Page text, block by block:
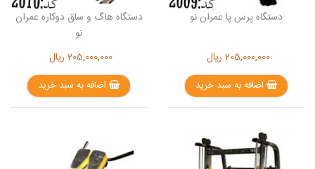
دستگاه پرس پا عمران نو
205,000,000 ریال
اضافه به سبد خرید
دستگاه هاگ و ساق دوکاره عمران
نو
205,000,000 ریال
اضافه به سبد خرید